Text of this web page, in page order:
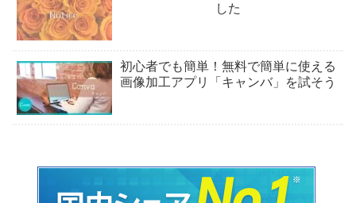
した
初心者でも簡単！無料で簡単に使える
画像加工アプリ「キャンバ」を試そう